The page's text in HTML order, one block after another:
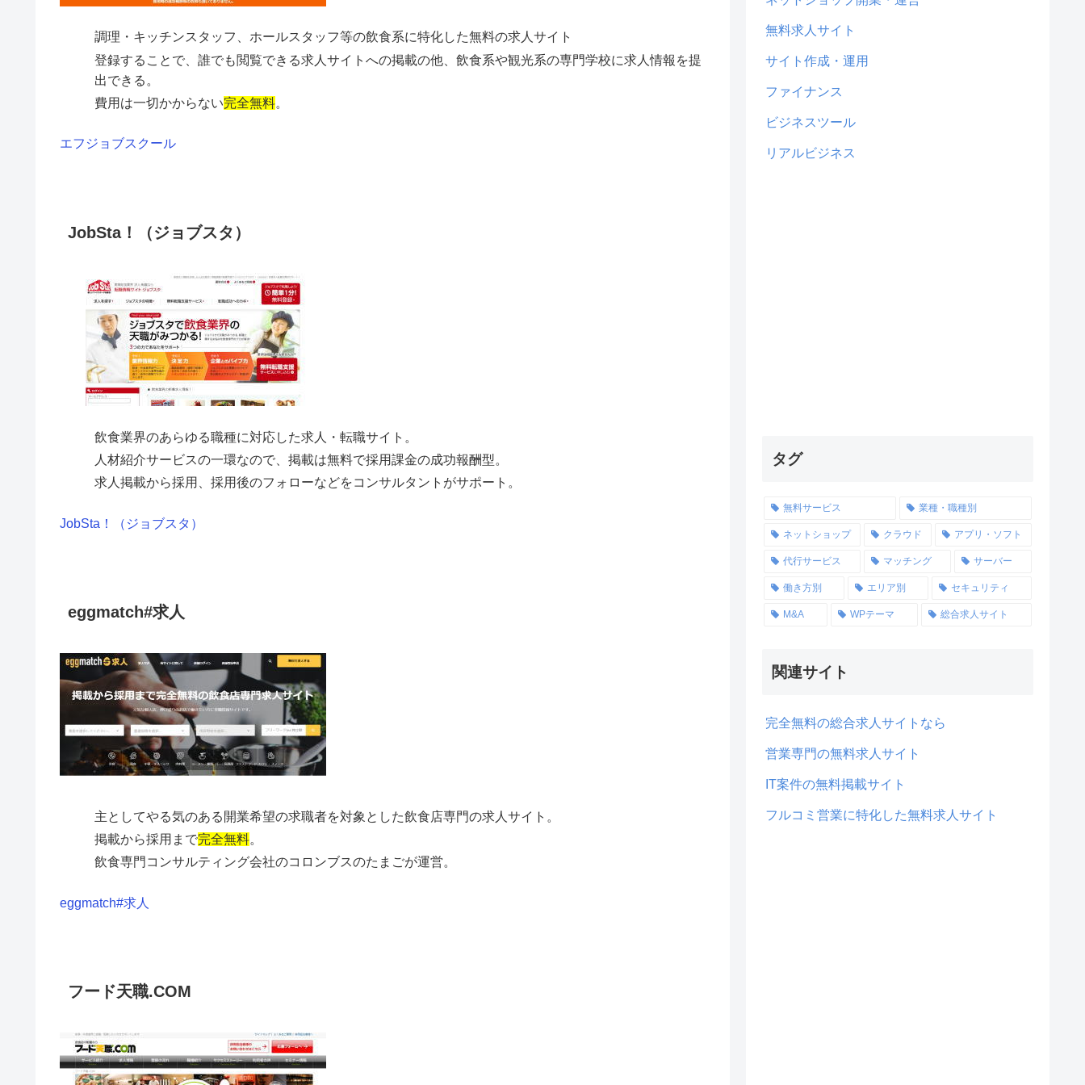
調理・キッチンスタッフ、ホールスタッフ等の飲食系に特化した無料の求人サイト
登録することで、誰でも閲覧できる求人サイトへの掲載の他、飲食系や観光系の専門学校に求人情報を提
出できる。
費用は一切かからない完全無料。
エフジョブスクール
JobSta！（ジョブスタ）
飲食業界のあらゆる職種に対応した求人・転職サイト。
人材紹介サービスの一環なので、掲載は無料で採用課金の成功報酬型。
求人掲載から採用、採用後のフォローなどをコンサルタントがサポート。
JobSta！（ジョブスタ）
eggmatch#求人
主としてやる気のある開業希望の求職者を対象とした飲食店専門の求人サイト。
掲載から採用まで完全無料。
飲食専門コンサルティング会社のコロンブスのたまごが運営。
eggmatch#求人
フード天職.COM
無料求人サイト
サイト作成・運用
ファイナンス
ビジネスツール
リアルビジネス
タグ
無料サービス 業種・職種別
ネットショップ クラウド アプリ・ソフト
代行サービス マッチング サーバー
働き方別 エリア別 セキュリティ
M&A WPテーマ 総合求人サイト
関連サイト
完全無料の総合求人サイトなら
営業専門の無料求人サイト
IT案件の無料掲載サイト
フルコミ営業に特化した無料求人サイト